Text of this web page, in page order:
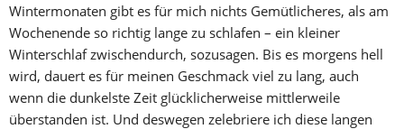
Wintermonaten gibt es für mich nichts Gemütlicheres, als am
Wochenende so richtig lange zu schlafen – ein kleiner
Winterschlaf zwischendurch, sozusagen. Bis es morgens hell
wird, dauert es für meinen Geschmack viel zu lang, auch
wenn die dunkelste Zeit glücklicherweise mittlerweile
überstanden ist. Und deswegen zelebriere ich diese langen